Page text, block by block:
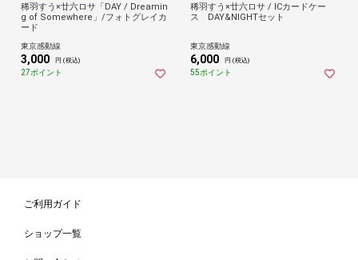
稀羽すう×廿六ロサ「DAY / Dreamin
g of Somewhere」/フォトグレイカ
ード
東京感動線
3,000 円 (税込)
27ポイント
稀羽すう×廿六ロサ / ICカードケー
ス DAY&NIGHTセット
東京感動線
6,000 円 (税込)
55ポイント
ご利用ガイド
ショップ一覧